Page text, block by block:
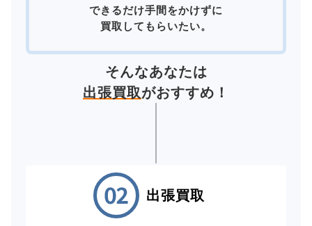
できるだけ手間をかけずに
買取してもらいたい。
そんなあなたは
出張買取がおすすめ！
出張買取